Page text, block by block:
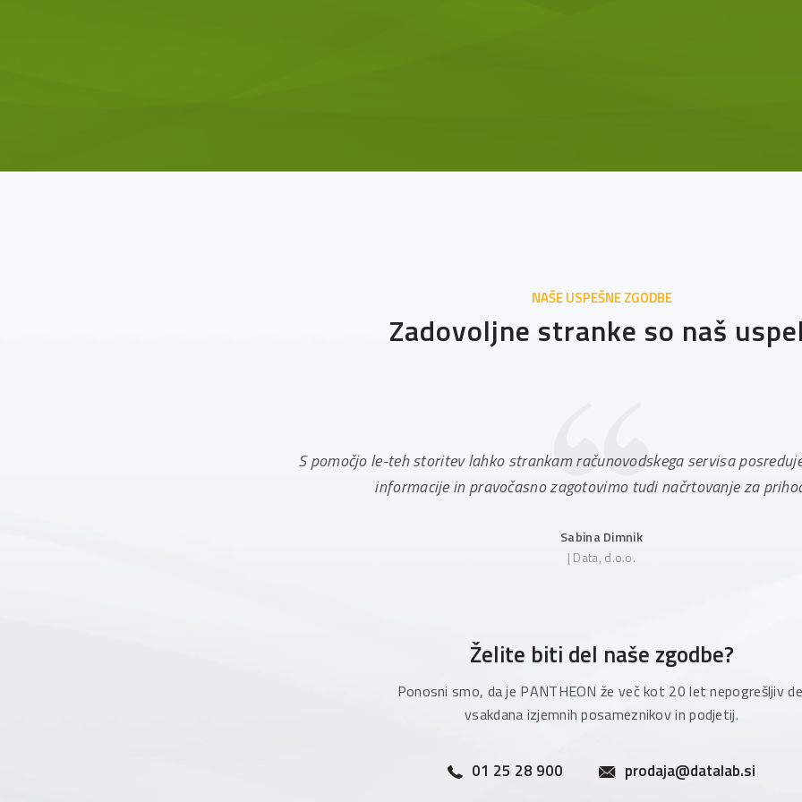
NAŠE USPEŠNE ZGODBE
Zadovoljne stranke so naš
S pomočjo le-teh storitev lahko strankam računovodskega servisa
informacije in pravočasno zagotovimo tudi načrtovanje za
Sabina Dimnik
| Data, d.o.o.
Želite biti del naše zgodbe?
Ponosni smo, da je PANTHEON že več kot 20 let nepogrešljiv
vsakdana izjemnih posameznikov in podjetij.
01 25 28 900 prodaja@datalab.si